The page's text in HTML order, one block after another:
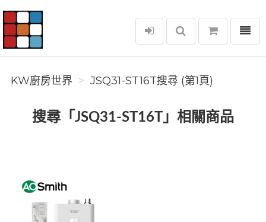
KW廚房世界
選單
KW廚房世界 JSQ31-ST16T搜尋 (第1頁)
搜尋「JSQ31-ST16T」相關商品